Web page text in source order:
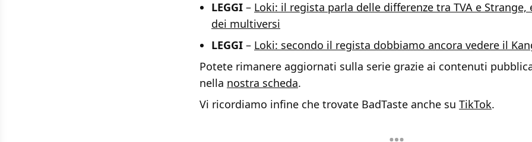
LEGGI – Loki: il regista parla delle differenze tra TVA e Strange,
dei multiversi
LEGGI – Loki: secondo il regista dobbiamo ancora vedere il
Potete rimanere aggiornati sulla serie grazie ai contenuti
nella nostra scheda.
Vi ricordiamo infine che trovate BadTaste anche su TikTok.